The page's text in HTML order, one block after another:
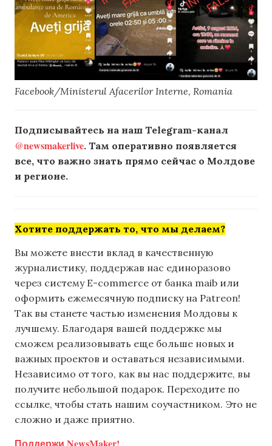
Facebook/Ministerul Afacerilor Interne, Romania
Подписывайтесь на наш Telegram-канал
@newsmakerlive. Там оперативно появляется
все, что важно знать прямо сейчас о Молдове
и регионе.
Хотите поддержать то, что мы делаем?
Вы можете внести вклад в качественную
журналистику, поддержав нас единоразово
через систему E-commerce от банка maib или
оформить ежемесячную подписку на Patreon!
Так вы станете частью изменения Молдовы к
лучшему. Благодаря вашей поддержке мы
сможем реализовывать еще больше новых и
важных проектов и оставаться независимыми.
Независимо от того, как вы нас поддержите, вы
получите небольшой подарок. Переходите по
ссылке, чтобы стать нашим соучастником. Это не
сложно и даже приятно.